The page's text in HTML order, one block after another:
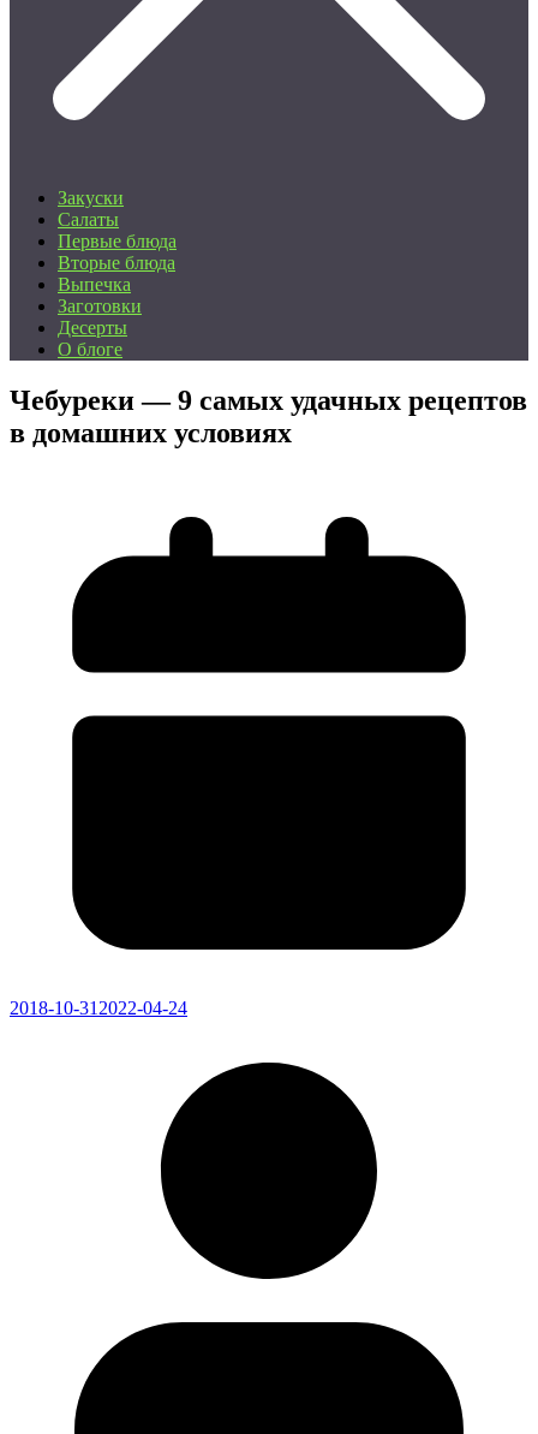
Закуски
Салаты
Первые блюда
Вторые блюда
Выпечка
Заготовки
Десерты
О блоге
Чебуреки — 9 самых удачных рецептов
в домашних условиях
2018-10-31 2022-04-24